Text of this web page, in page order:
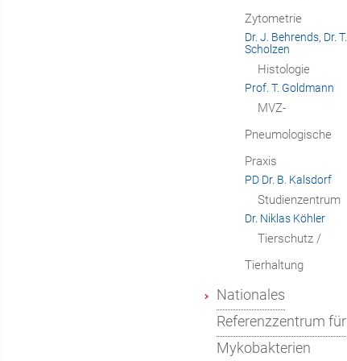
Zytometrie
Dr. J. Behrends, Dr. T.
Scholzen
Histologie
Prof. T. Goldmann
MVZ-
Pneumologische
Praxis
PD Dr. B. Kalsdorf
Studienzentrum
Dr. Niklas Köhler
Tierschutz /
Tierhaltung
Nationales
Referenzzentrum für
Mykobakterien